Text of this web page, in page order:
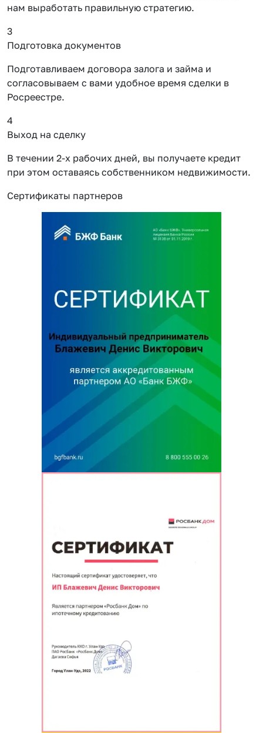
нам выработать правильную стратегию.
3
Подготовка документов
Подготавливаем договора залога и займа и
согласовываем с вами удобное время сделки в
Росреестре.
4
Выход на сделку
В течении 2-х рабочих дней, вы получаете кредит
при этом оставаясь собственником недвижимости.
Сертификаты партнеров